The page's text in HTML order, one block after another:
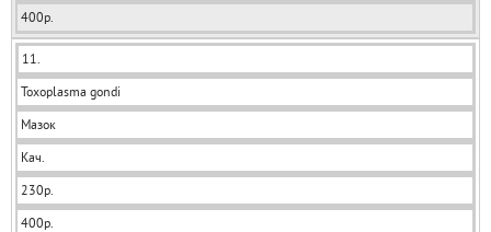
400р.
11.
Toxoplasma gondi
Мазок
Кач.
230р.
400р.